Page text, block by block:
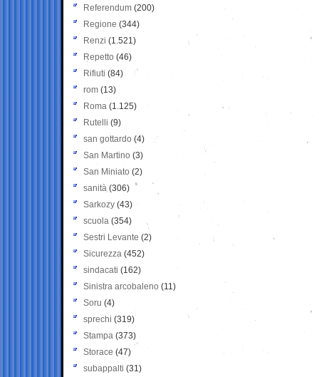
Referendum (200)
Regione (344)
Renzi (1.521)
Repetto (46)
Rifiuti (84)
rom (13)
Roma (1.125)
Rutelli (9)
san gottardo (4)
San Martino (3)
San Miniato (2)
sanità (306)
Sarkozy (43)
scuola (354)
Sestri Levante (2)
Sicurezza (452)
sindacati (162)
Sinistra arcobaleno (11)
Soru (4)
sprechi (319)
Stampa (373)
Storace (47)
subappalti (31)